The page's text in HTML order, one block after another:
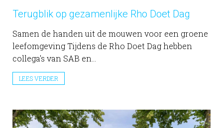
Terugblik op gezamenlijke Rho Doet Dag
Samen de handen uit de mouwen voor een groene
leefomgeving Tijdens de Rho Doet Dag hebben
collega's van SAB en...
LEES VERDER